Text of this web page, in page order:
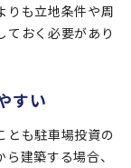
りも立地条件や周
ておく必要があり
すい
とも駐車場投資の
建築する場合、